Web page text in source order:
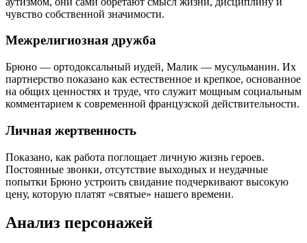
чувство собственной значимости.
Межрелигиозная дружба
Брюно — ортодоксальный иудей, Малик — мусульманин. Их
партнерство показано как естественное и крепкое, основанное
на общих ценностях и труде, что служит мощным социальным
комментарием к современной французской действительности.
Личная жертвенность
Показано, как работа поглощает личную жизнь героев.
Постоянные звонки, отсутствие выходных и неудачные
попытки Брюно устроить свидание подчеркивают высокую
цену, которую платят «святые» нашего времени.
Анализ персонажей